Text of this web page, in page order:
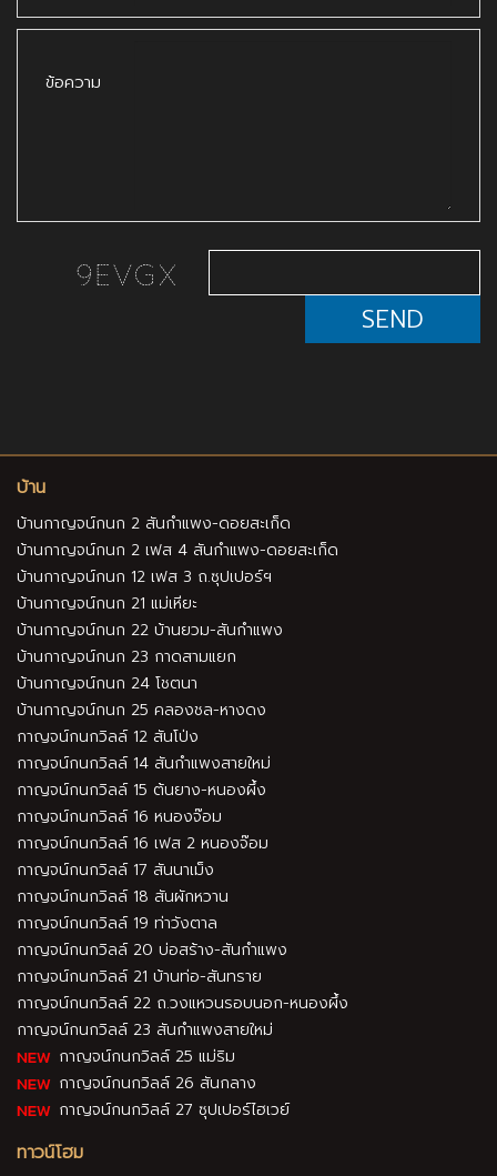
ข้อความ
SEND
บ้าน
บ้านกาญจน์กนก 2 สันกำแพง-ดอยสะเก็ด
บ้านกาญจน์กนก 2 เฟส 4 สันกำแพง-ดอยสะเก็ด
บ้านกาญจน์กนก 12 เฟส 3 ถ.ซุปเปอร์ฯ
บ้านกาญจน์กนก 21 แม่เหียะ
บ้านกาญจน์กนก 22 บ้านยวม-สันกำแพง
บ้านกาญจน์กนก 23 กาดสามแยก
บ้านกาญจน์กนก 24 โชตนา
บ้านกาญจน์กนก 25 คลองชล-หางดง
กาญจน์กนกวิลล์ 12 สันโป่ง
กาญจน์กนกวิลล์ 14 สันกำแพงสายใหม่
กาญจน์กนกวิลล์ 15 ต้นยาง-หนองผึ้ง
กาญจน์กนกวิลล์ 16 หนองจ๊อม
กาญจน์กนกวิลล์ 16 เฟส 2 หนองจ๊อม
กาญจน์กนกวิลล์ 17 สันนาเม็ง
กาญจน์กนกวิลล์ 18 สันผักหวาน
กาญจน์กนกวิลล์ 19 ท่าวังตาล
กาญจน์กนกวิลล์ 20 บ่อสร้าง-สันกำแพง
กาญจน์กนกวิลล์ 21 บ้านท่อ-สันทราย
กาญจน์กนกวิลล์ 22 ถ.วงแหวนรอบนอก-หนองผึ้ง
กาญจน์กนกวิลล์ 23 สันกำแพงสายใหม่
กาญจน์กนกวิลล์ 25 แม่ริม
กาญจน์กนกวิลล์ 26 สันกลาง
กาญจน์กนกวิลล์ 27 ซุปเปอร์ไฮเวย์
ทาวน์โฮม